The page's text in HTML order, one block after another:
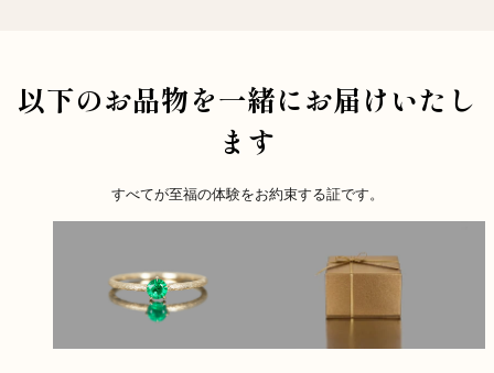
以下のお品物を一緒にお届けいたし
ます
すべてが至福の体験をお約束する証です。